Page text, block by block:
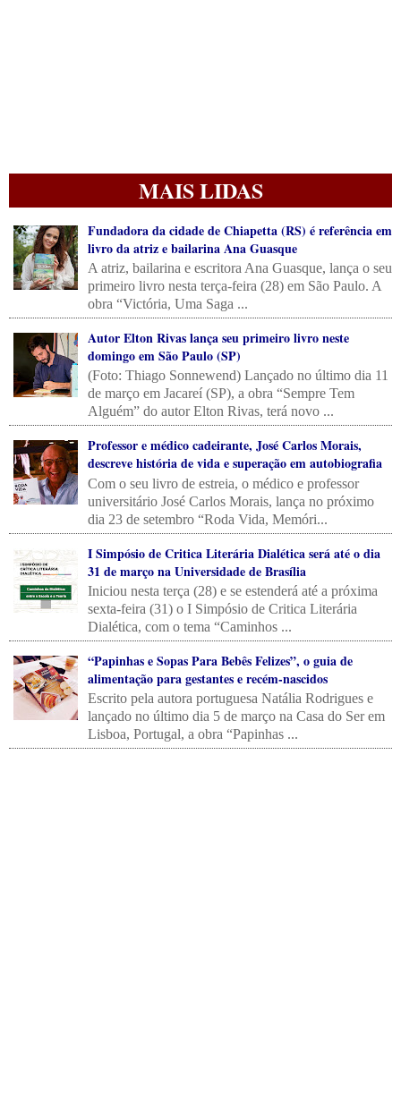
MAIS LIDAS
Fundadora da cidade de Chiapetta (RS) é referência em
livro da atriz e bailarina Ana Guasque
A atriz, bailarina e escritora Ana Guasque, lança o seu
primeiro livro nesta terça-feira (28) em São Paulo. A
obra “Victória, Uma Saga ...
Autor Elton Rivas lança seu primeiro livro neste
domingo em São Paulo (SP)
(Foto: Thiago Sonnewend) Lançado no último dia 11
de março em Jacareí (SP), a obra “Sempre Tem
Alguém” do autor Elton Rivas, terá novo ...
Professor e médico cadeirante, José Carlos Morais,
descreve história de vida e superação em autobiografia
Com o seu livro de estreia, o médico e professor
universitário José Carlos Morais, lança no próximo
dia 23 de setembro “Roda Vida, Memóri...
I Simpósio de Critica Literária Dialética será até o dia
31 de março na Universidade de Brasília
Iniciou nesta terça (28) e se estenderá até a próxima
sexta-feira (31) o I Simpósio de Critica Literária
Dialética, com o tema “Caminhos ...
“Papinhas e Sopas Para Bebês Felizes”, o guia de
alimentação para gestantes e recém-nascidos
Escrito pela autora portuguesa Natália Rodrigues e
lançado no último dia 5 de março na Casa do Ser em
Lisboa, Portugal, a obra “Papinhas ...